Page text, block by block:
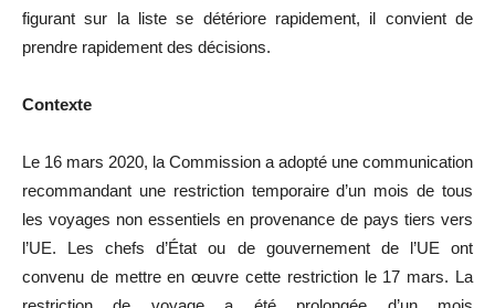
figurant sur la liste se détériore rapidement, il convient de
prendre rapidement des décisions.
Contexte
Le 16 mars 2020, la Commission a adopté une communication
recommandant une restriction temporaire d’un mois de tous
les voyages non essentiels en provenance de pays tiers vers
l’UE. Les chefs d’État ou de gouvernement de l’UE ont
convenu de mettre en œuvre cette restriction le 17 mars. La